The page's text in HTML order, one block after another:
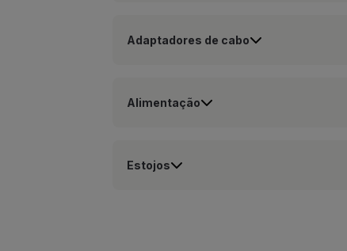
Adaptadores de cabo
Alimentação
Estojos